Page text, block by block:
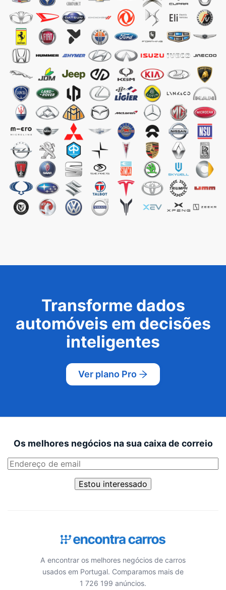
Transforme dados
automóveis em decisões
inteligentes
Ver plano Pro
Os melhores negócios na sua caixa de correio
Estou interessado
A encontrar os melhores negócios de carros
usados em Portugal. Comparamos mais de
1 726 199 anúncios.